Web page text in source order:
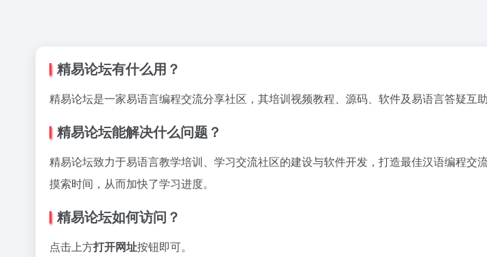
精易论坛有什么用？
精易论坛是一家易语言编程交流分享社区，其培训视频教程、源码、软件及易语言答疑互
精易论坛能解决什么问题？
精易论坛致力于易语言教学培训、学习交流社区的建设与软件开发，打造最佳汉语编程
摸索时间，从而加快了学习进度。
精易论坛如何访问？
点击上方打开网址按钮即可。